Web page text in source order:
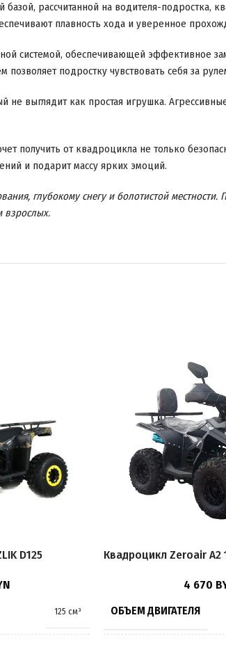
базой, рассчитанной на водителя-подростка,
плавность хода и уверенное
системой, обеспечивающей эффективное
подростку чувствовать себя за
не выглядит как простая игрушка.
получить от квадроцикла не только
и подарит массу ярких эмоций.
глубокому снегу и болотистой
взрослых.
D125
125 см³
Квадроцикл Zeroair A2
4 670
ОБЪЕМ ДВИГАТЕЛЯ